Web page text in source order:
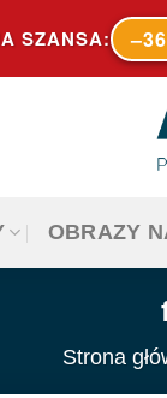
SZANSA:
OBRAZY
Strona